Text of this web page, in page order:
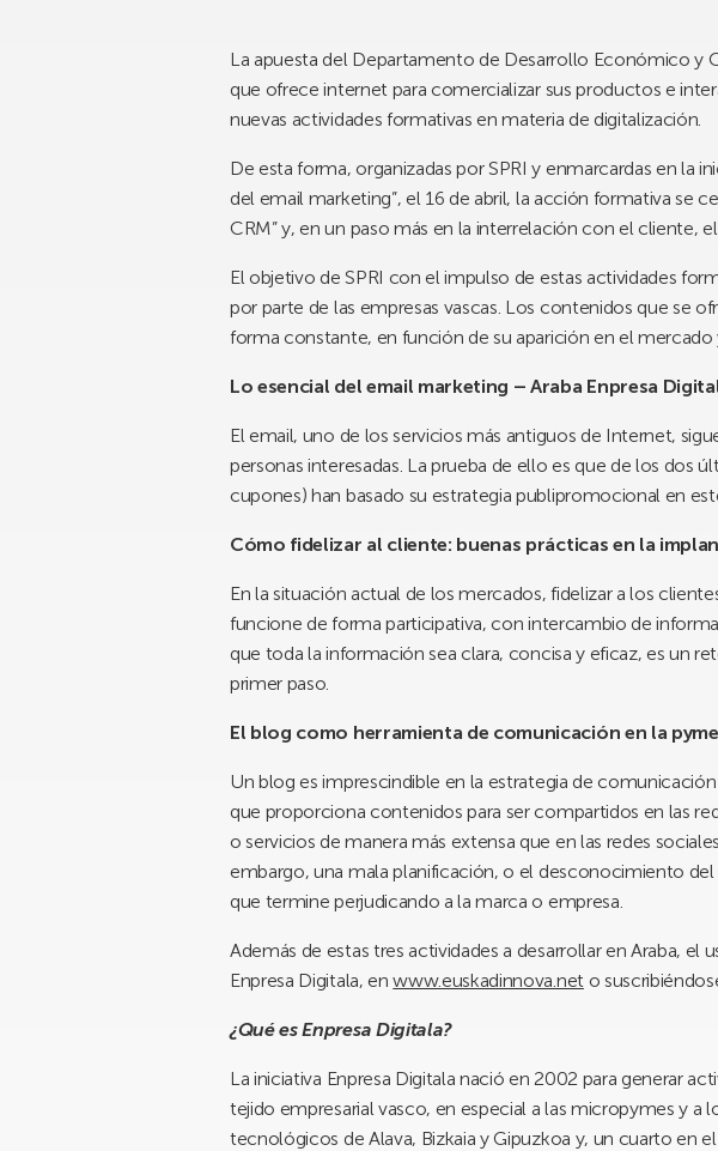
La apuesta del Departamento de Desarrollo Económico y
que ofrece internet para comercializar sus productos e
nuevas actividades formativas en materia de digitalización.
De esta forma, organizadas por SPRI y enmarcardas en la
del email marketing”, el 16 de abril, la acción formativa se
CRM” y, en un paso más en la interrelación con el cliente,
El objetivo de SPRI con el impulso de estas actividades
por parte de las empresas vascas. Los contenidos que se
forma constante, en función de su aparición en el
Lo esencial del email marketing – Araba Enpresa
El email, uno de los servicios más antiguos de Internet,
personas interesadas. La prueba de ello es que de los dos
cupones) han basado su estrategia publipromocional en
Cómo fidelizar al cliente: buenas prácticas en la
En la situación actual de los mercados, fidelizar a los
funcione de forma participativa, con intercambio de
que toda la información sea clara, concisa y eficaz, es un
primer paso.
El blog como herramienta de comunicación en la
Un blog es imprescindible en la estrategia de
que proporciona contenidos para ser compartidos en las
o servicios de manera más extensa que en las redes
embargo, una mala planificación, o el desconocimiento
que termine perjudicando a la marca o empresa.
Además de estas tres actividades a desarrollar en Araba,
Enpresa Digitala, enwww.euskadinnova.neto
¿Qué es Enpresa Digitala?
La iniciativa Enpresa Digitala nació en 2002 para generar
tejido empresarial vasco, en especial a las micropymes y
tecnológicos de Alava, Bizkaia y Gipuzkoa y, un cuarto en